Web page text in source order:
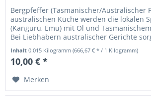
Bergpfeffer (Tasmanischer/Australischer
australischen Küche werden die lokalen
(Känguru, Emu) mit Öl und
Bei Liebhabern australischer Gerichte
Inhalt0.015 Kilogramm(666,67 € * / 1 Kilogramm)
10,00 € *
Merken